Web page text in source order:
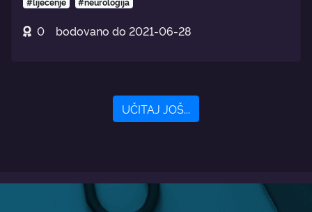
0 bodovano do 2021-06-28
UČITAJ JOŠ...